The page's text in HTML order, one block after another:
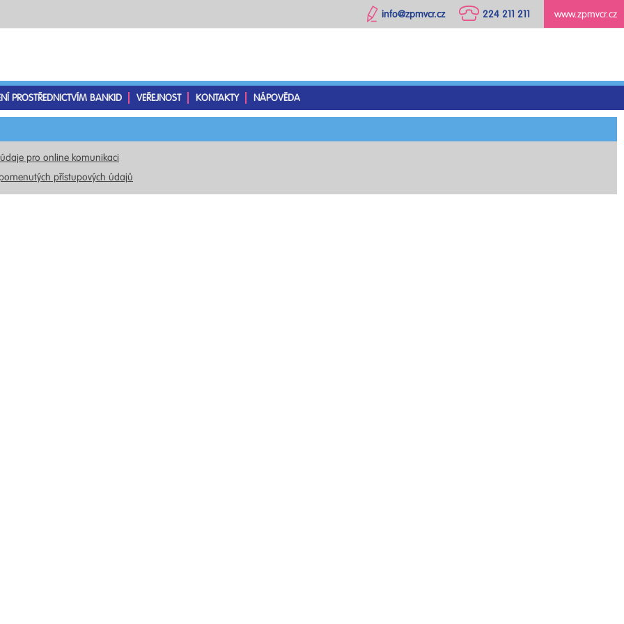
www.zpmvcr.cz
224 211 211
info@zpmvcr.cz
PROSTŘEDNICTVÍM BANKID VEŘEJNOST KONTAKTY NÁPOVĚDA
pro online komunikaci
přístupových údajů